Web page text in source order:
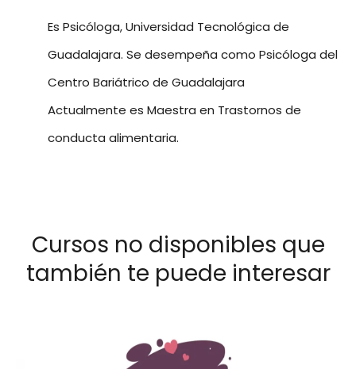
Es Psicóloga, Universidad Tecnológica de
Guadalajara. Se desempeña como Psicóloga del
Centro Bariátrico de Guadalajara
Actualmente es Maestra en Trastornos de
conducta alimentaria.
Cursos no disponibles que
también te puede interesar